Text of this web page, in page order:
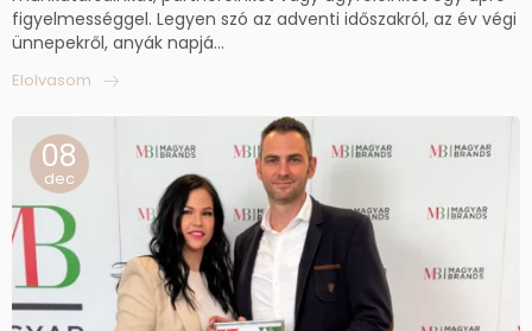
figyelmességgel. Legyen szó az adventi időszakról, az év végi
ünnepekről, anyák napjá...
Elolvasom
08
dec